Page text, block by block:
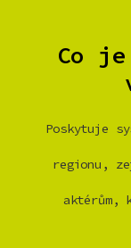
Co je
Poskytuje
regionu,